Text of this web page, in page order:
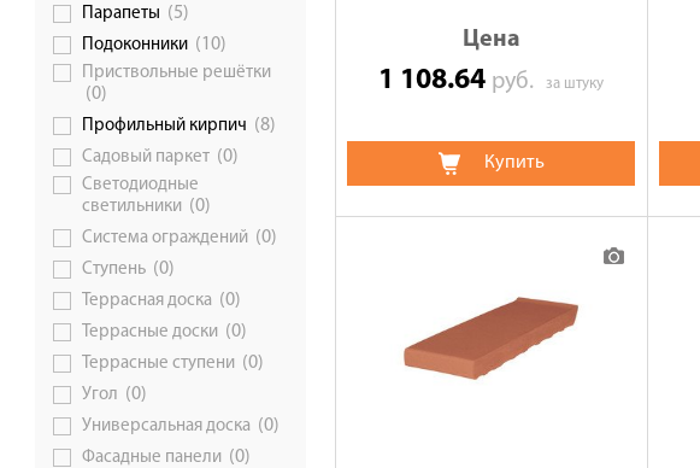
Парапеты (5)
Подоконники (10)
Приствольные решётки
(0)
Профильный кирпич (8)
Садовый паркет (0)
Светодиодные
светильники (0)
Система ограждений (0)
Ступень (0)
Террасная доска (0)
Террасные доски (0)
Террасные ступени (0)
Угол (0)
Универсальная доска (0)
Фасадные панели (0)
Цена
1 108.64 руб.за штуку
Купить